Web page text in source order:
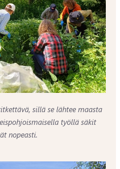
sillä se lähtee maasta
työllä säkit
nopeasti.